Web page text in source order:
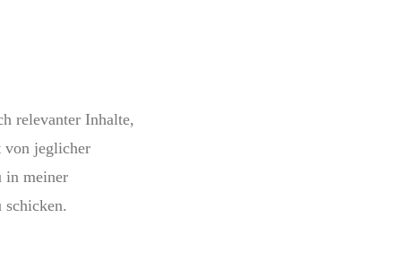
relevanter Inhalte,
von jeglicher
in meiner